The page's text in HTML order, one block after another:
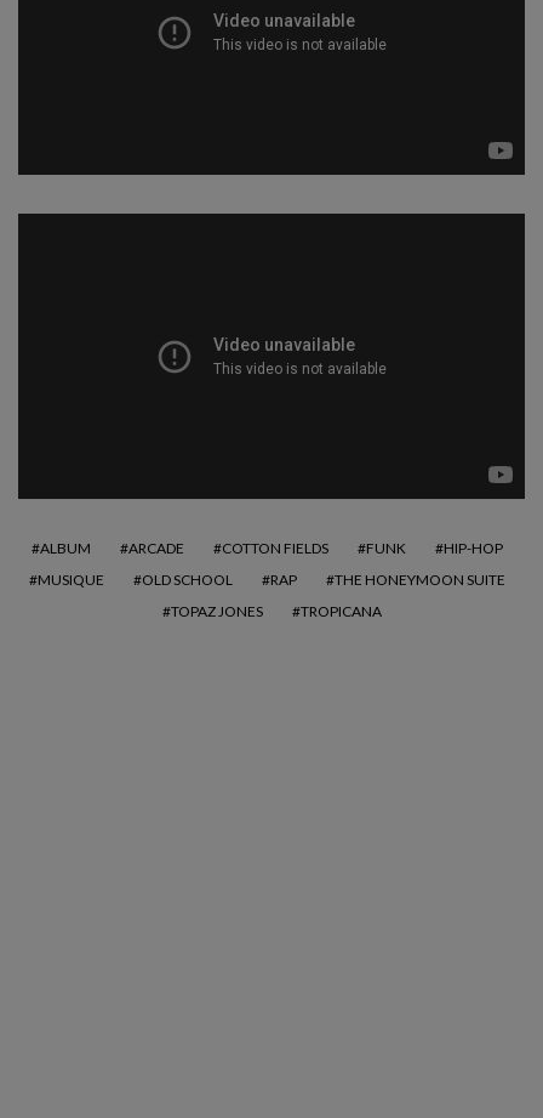
ALBUM ARCADE COTTON FIELDS FUNK
HIP-HOP
MUSIQUE
OLD SCHOOL RAP
THE HONEYMOON SUITE
TOPAZ JONES
TROPICANA